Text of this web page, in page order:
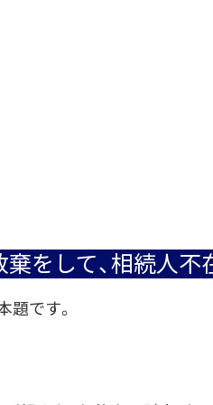
をして、相続人不
題です。